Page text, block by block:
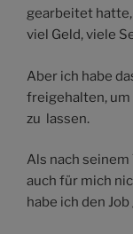
gearbeitet hatte,
viel Geld, viele
Aber ich habe
freigehalten,
zu lassen.
Als nach
auch für mich
habe ich den